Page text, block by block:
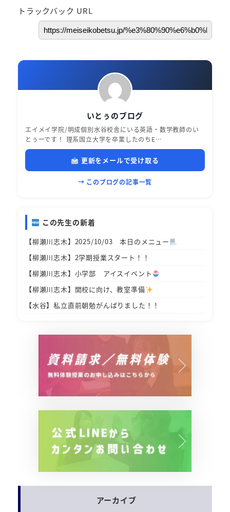
トラックバック URL
いとぅのブログ
エイメイ学院/明成個別水谷校舎にいる英語・数学教師のい
とぅーです！ 理系国立大学を卒業したのちE…
更新をメールで受け取る
→ このブログの記事一覧
この先生の新着
【柳瀬川志木】2025/10/03 本日のメニュー
【柳瀬川志木】2学期授業スタート！！
【柳瀬川志木】小学部 アイスイベント
【柳瀬川志木】開校に向け、教室準備
【水谷】私立直前朝勉がんばりました！！
アーカイブ